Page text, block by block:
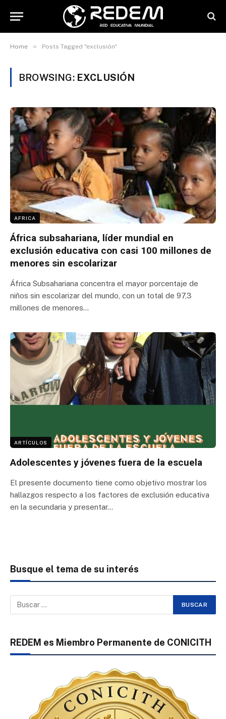
Home » Posts Tagged "exclusión"
BROWSING: EXCLUSIÓN
AFRICA
África subsahariana, líder mundial en
exclusión educativa con casi 100 millones de
menores sin escolarizar
África Subsahariana concentra el mayor porcentaje de
niños sin escolarizar del mundo, con un total de 97,3
millones de menores…
ARTÍCULOS
Adolescentes y jóvenes fuera de la escuela
El presente documento tiene como objetivo mostrar los
hallazgos respecto a los factores de exclusión educativa
en la secundaria y presentar…
Busque el tema de su interés
REDEM es Miembro Permanente de CONICITH